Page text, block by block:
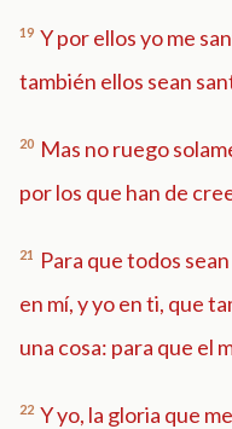
19 Y por ellos yo me
también ellos sean
20 Mas no ruego
por los que han de
21
Para que todos
en mí, y yo en ti, que
una cosa: para que el
22 Y yo, la gloria que